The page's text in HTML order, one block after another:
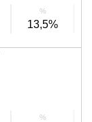
%
13,5%
%